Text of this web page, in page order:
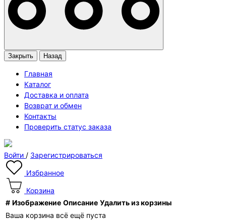
Закрыть Назад
Главная
Каталог
Доставка и оплата
Возврат и обмен
Контакты
Проверить статус заказа
Войти / Зарегистрироваться
Избранное
Корзина
# Изображение Описание Удалить из корзины
Ваша корзина всё ещё пуста